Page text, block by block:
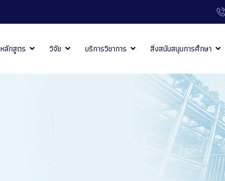
หลักสูตร วิจัย บริการวิชาการ สิ่งสนับสนุนการศึกษา